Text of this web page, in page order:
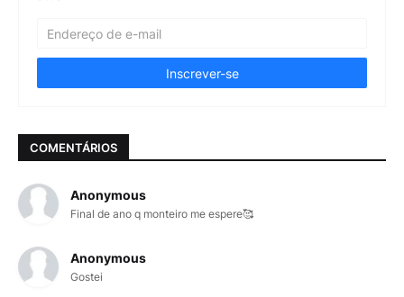
COMENTÁRIOS
Anonymous
Final de ano q monteiro me espere🥰
Anonymous
Gostei